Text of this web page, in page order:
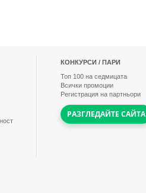
КОНКУРСИ / ПАРИ
Топ 100 на седмицата
Всички промоции
Регистрация на партньори
РАЗГЛЕДАЙТЕ САЙТА